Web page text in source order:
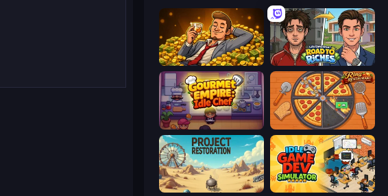
Idle Billionaire Tycoon Life Simulator: Road to Riches
Gourmet Empire: Idle Chef Ring Restaurant
Project Restoration Idle Game Dev Simulator